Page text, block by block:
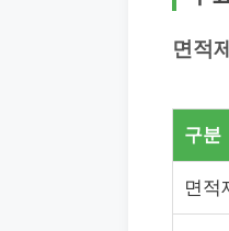
면적
구분
면적